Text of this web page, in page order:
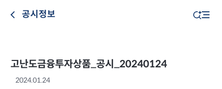
공시정보
고난도금융투자상품_공시_20240124
2024.01.24